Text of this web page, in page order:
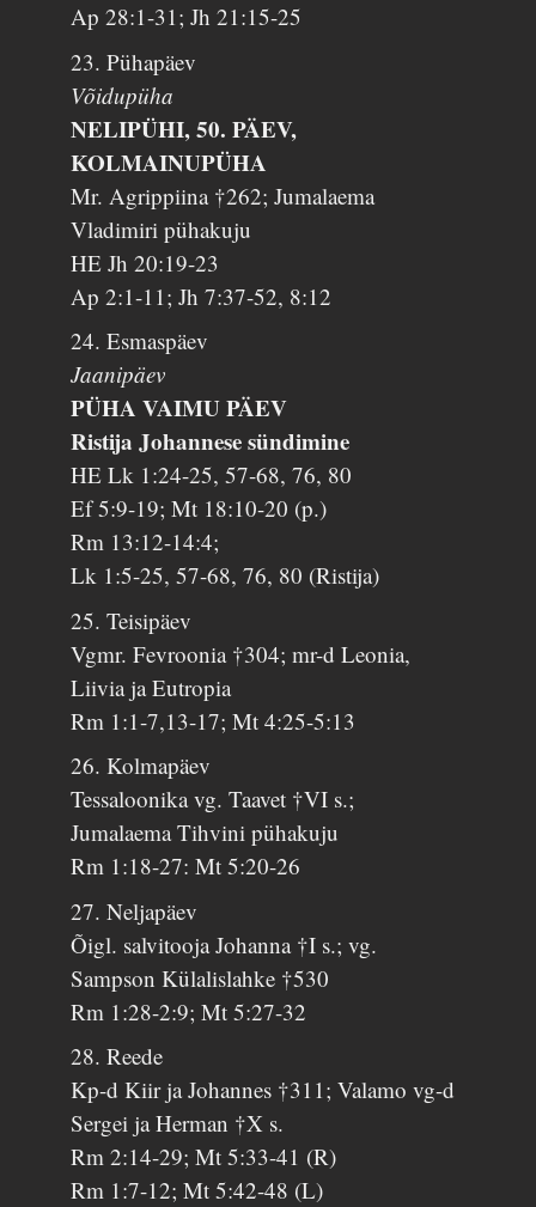
Ap 28:1-31; Jh 21:15-25
23. Pühapäev
Võidupüha
NELIPÜHI, 50. PÄEV,
KOLMAINUPÜHA
Mr. Agrippiina †262; Jumalaema
Vladimiri pühakuju
HE Jh 20:19-23
Ap 2:1-11; Jh 7:37-52, 8:12
24. Esmaspäev
Jaanipäev
PÜHA VAIMU PÄEV
Ristija Johannese sündimine
HE Lk 1:24-25, 57-68, 76, 80
Ef 5:9-19; Mt 18:10-20 (p.)
Rm 13:12-14:4;
Lk 1:5-25, 57-68, 76, 80 (Ristija)
25. Teisipäev
Vgmr. Fevroonia †304; mr-d Leonia,
Liivia ja Eutropia
Rm 1:1-7,13-17; Mt 4:25-5:13
26. Kolmapäev
Tessaloonika vg. Taavet †VI s.;
Jumalaema Tihvini pühakuju
Rm 1:18-27: Mt 5:20-26
27. Neljapäev
Õigl. salvitooja Johanna †I s.; vg.
Sampson Külalislahke †530
Rm 1:28-2:9; Mt 5:27-32
28. Reede
Kp-d Kiir ja Johannes †311; Valamo vg-d
Sergei ja Herman †X s.
Rm 2:14-29; Mt 5:33-41 (R)
Rm 1:7-12; Mt 5:42-48 (L)